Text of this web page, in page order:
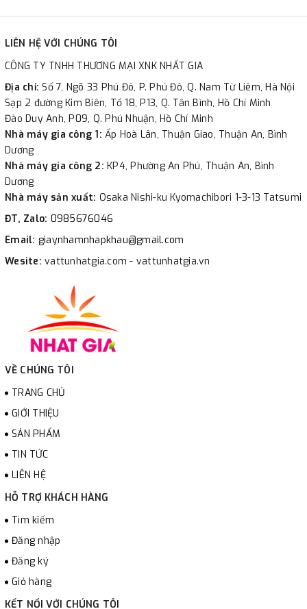
LIÊN HỆ VỚI CHÚNG TÔI
CÔNG TY TNHH THƯƠNG MẠI XNK NHẤT GIA
Địa chỉ:Số 7, Ngõ 33 Phú Đô, P. Phú Đô, Q. Nam Từ Liêm, Hà Nội
Sạp 2 đường Kim Biên, Tổ 18, P13, Q. Tân Bình, Hồ Chí Minh
Đào Duy Anh, P09, Q. Phú Nhuận, Hồ Chí Minh
Nhà máy gia công 1: Ấp Hoà Lân, Thuận Giao, Thuận An, Bình
Dương
Nhà máy gia công 2: KP4, Phường An Phú, Thuận An, Bình
Dương
Nhà máy sản xuất: Osaka Nishi-ku Kyomachibori 1-3-13 Tatsumi
ĐT, Zalo: 0985676046
Email: giaynhamnhapkhau@gmail.com
Wesite: vattunhatgia.com - vattunhatgia.vn
VỀ CHÚNG TÔI
TRANG CHỦ
GIỚI THIỆU
SẢN PHẨM
TIN TỨC
LIÊN HỆ
HỖ TRỢ KHÁCH HÀNG
Tìm kiếm
Đăng nhập
Đăng ký
Giỏ hàng
KẾT NỐI VỚI CHÚNG TÔI